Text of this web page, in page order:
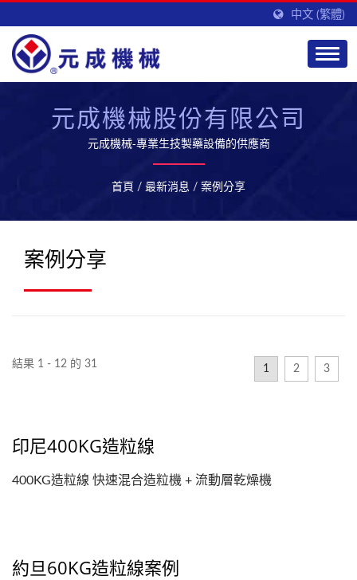
中文 (繁體)
元成機械股份有限公司
元成機械-專業生技製藥設備的供應商
首頁 / 最新消息 / 案例分享
案例分享
結果 1 - 12 的 31 1 2 3
印尼400KG造粒線
400KG造粒線 快速混合造粒機 + 流動層乾燥機
約旦60KG造粒線案例